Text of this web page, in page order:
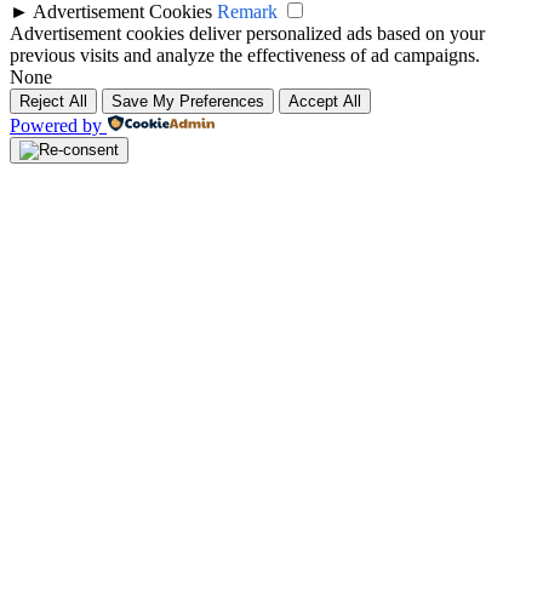
► Advertisement Cookies Remark
Advertisement cookies deliver personalized ads based on your
previous visits and analyze the effectiveness of ad campaigns.
None
Reject All Save My Preferences Accept All
Powered by